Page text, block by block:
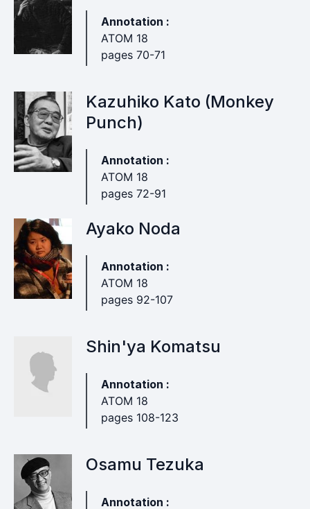
Annotation :
ATOM 18
pages 70-71
Kazuhiko Kato (Monkey
Punch)
Annotation :
ATOM 18
pages 72-91
Ayako Noda
Annotation :
ATOM 18
pages 92-107
Shin'ya Komatsu
Annotation :
ATOM 18
pages 108-123
Osamu Tezuka
Annotation :